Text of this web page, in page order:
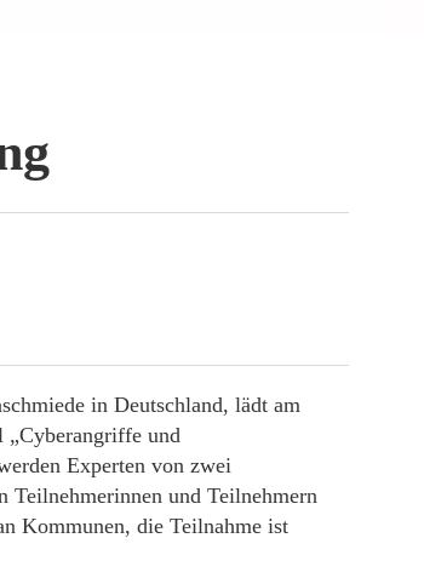
in Deutschland, lädt am
„Cyberangriffe und
Experten von zwei
Teilnehmerinnen und Teilnehmern
Kommunen, die Teilnahme ist